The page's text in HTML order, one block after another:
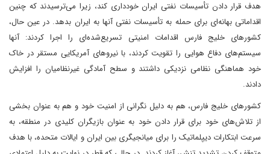
هدف قرار دادن تأسیسات نفتی ایران خودداری کند، زیرا می‌ترسیدند که چنین
اقداماتی بهانه‌ای برای حمله به تأسیسات نفتی آنها به ایران بدهد. در عین حال،
کشورهای خلیج فارس اقدامات امنیتی تسریع‌شده‌ای را اجرا کردند: آنها
سیستم‌های دفاع هوایی را تقویت کردند، با نیروهای آمریکایی مستقر در خاک
خود هماهنگی نظامی نزدیکی داشتند و سطح آمادگی غیرنظامیان را افزایش
دادند.
کشورهای خلیج فارس، هم به دلیل نگرانی از امنیت خود و هم به عنوان بخشی
از تلاش‌های خود برای قرار دادن خود به عنوان بازیگران کلیدی در منطقه، به
سرعت ابتکارات دیپلماتیک را برای میانجیگری بین ایران و ایالات متحده، با هدف